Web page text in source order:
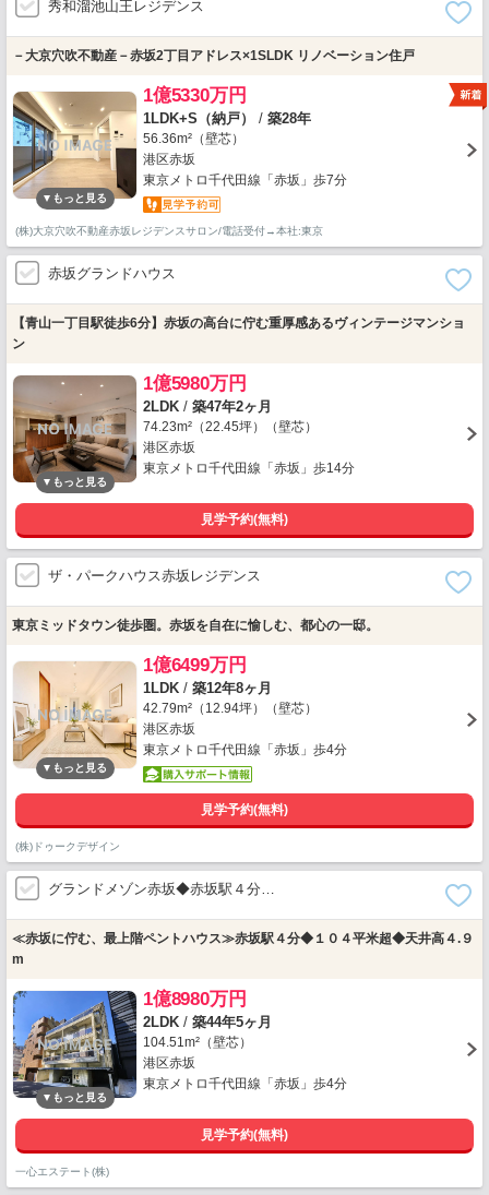
秀和溜池山王レジデンス
－大京穴吹不動産－赤坂2丁目アドレス×1SLDK リノベーション住戸
1億5330万円
1LDK+S（納戸） / 築28年
56.36m²（壁芯）
港区赤坂
東京メトロ千代田線「赤坂」歩7分
(株)大京穴吹不動産赤坂レジデンスサロン/電話受付→本社:東京
赤坂グランドハウス
【青山一丁目駅徒歩6分】赤坂の高台に佇む重厚感あるヴィンテージマンショ
ン
1億5980万円
2LDK / 築47年2ヶ月
74.23m²（22.45坪）（壁芯）
港区赤坂
東京メトロ千代田線「赤坂」歩14分
見学予約(無料)
ザ・パークハウス赤坂レジデンス
東京ミッドタウン徒歩圏。赤坂を自在に愉しむ、都心の一邸。
1億6499万円
1LDK / 築12年8ヶ月
42.79m²（12.94坪）（壁芯）
港区赤坂
東京メトロ千代田線「赤坂」歩4分
見学予約(無料)
(株)ドゥークデザイン
グランドメゾン赤坂◆赤坂駅４分…
≪赤坂に佇む、最上階ペントハウス≫赤坂駅４分◆１０４平米超◆天井高４.９
m
1億8980万円
2LDK / 築44年5ヶ月
104.51m²（壁芯）
港区赤坂
東京メトロ千代田線「赤坂」歩4分
見学予約(無料)
一心エステート(株)